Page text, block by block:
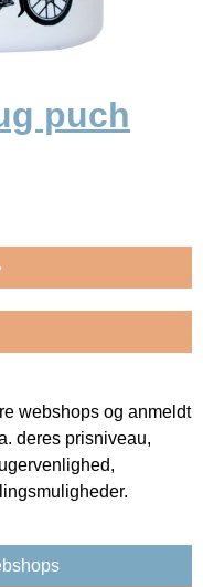
puch
webshops og anmeldt
deres prisniveau,